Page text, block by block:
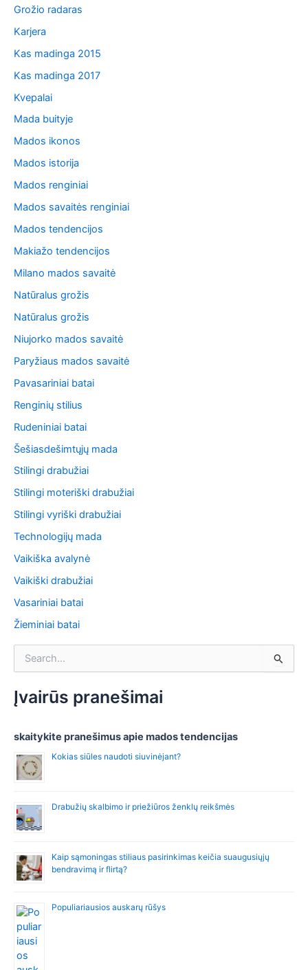
Grožio radaras
Karjera
Kas madinga 2015
Kas madinga 2017
Kvepalai
Mada buityje
Mados ikonos
Mados istorija
Mados renginiai
Mados savaitės renginiai
Mados tendencijos
Makiažo tendencijos
Milano mados savaitė
Natūralus grožis
Natūralus grožis
Niujorko mados savaitė
Paryžiaus mados savaitė
Pavasariniai batai
Renginių stilius
Rudeniniai batai
Šešiasdešimtųjų mada
Stilingi drabužiai
Stilingi moteriški drabužiai
Stilingi vyriški drabužiai
Technologijų mada
Vaikiška avalynė
Vaikiški drabužiai
Vasariniai batai
Žieminiai batai
r
c
f
Įvairūs pranešimai
skaitykite pranešimus apie mados tendencijas
Kokias siūles naudoti siuvinėjant?
Drabužių skalbimo ir priežiūros ženklų reikšmės
Kaip sąmoningas stiliaus pasirinkimas keičia suaugusiųjų
bendravimą ir flirtą?
Populiariausios auskarų rūšys